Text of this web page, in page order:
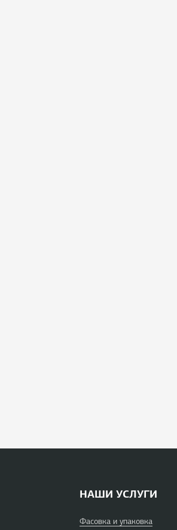
НАШИ УСЛУГИ
Фасовка и упаковка